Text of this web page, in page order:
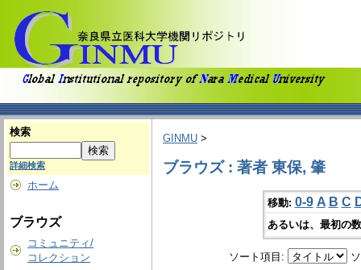
検索
詳細検索
ホーム
ブラウズ
コミュニティ/
コレクション
GINMU >
ブラウズ : 著者 東保, 肇
移動: 0-9 A B C
あるいは、最初の
ソート項目: